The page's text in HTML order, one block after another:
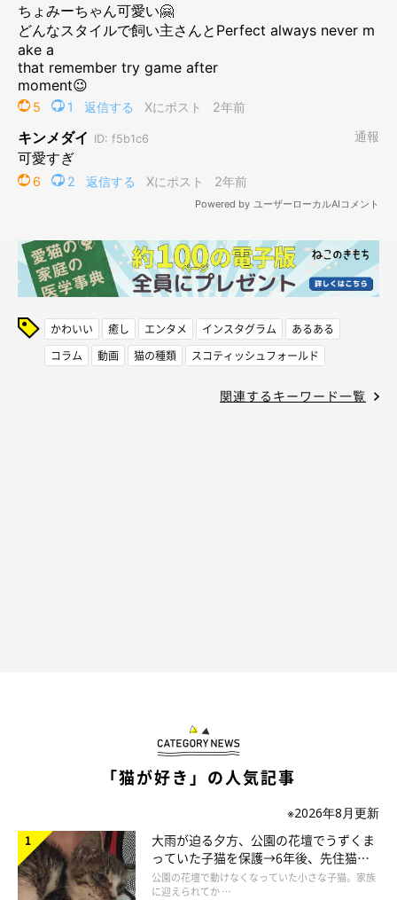
かわいい 癒し エンタメ インスタグラム
あるある
コラム
動画 猫の種類 スコティッシュフォールド
関連するキーワード一覧
「猫が好き」の人気記事
※2026年8月更新
大雨が迫る夕方、公園の花壇でうずくま
っていた子猫を保護→6年後、先住猫
と“姉妹”のような関係に
公園の花壇で動けなくなっていた小さな子猫。家族
に迎えられてか …